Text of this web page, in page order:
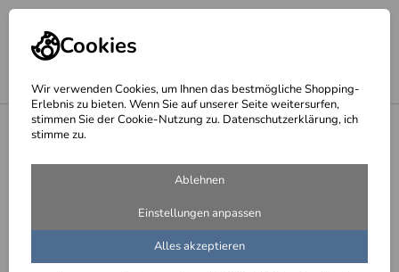
Cookies
Wir verwenden Cookies, um Ihnen das bestmögliche Shopping-
Erlebnis zu bieten. Wenn Sie auf unserer Seite weitersurfen,
stimmen Sie der Cookie-Nutzung zu. Datenschutzerklärung, ich
stimme zu.
Ablehnen
Einstellungen anpassen
Alles akzeptieren
Lok Buch - das Tagebuch unserer Dampflokomotive - The Duchess